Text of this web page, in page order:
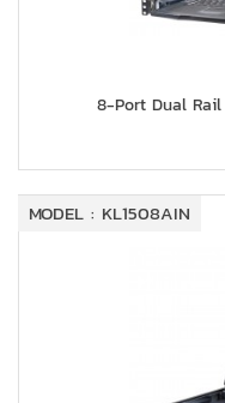
8-Port Dual Rail
MODEL : KL1508AIN